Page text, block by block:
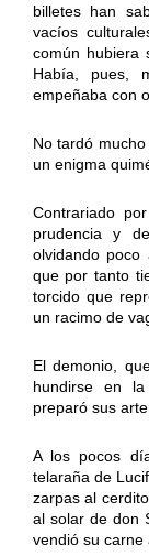
billetes han
vacíos
común hubiera
Había, pues,
empeñaba con
No tardó
un enigma
Contrariado
prudencia y
olvidando
que por tanto
torcido que
un racimo de
El demonio,
hundirse en
preparó sus
A los pocos
telaraña de
zarpas al
al solar de don
vendió su carne